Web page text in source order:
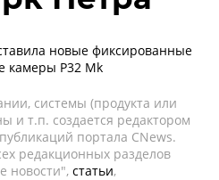
новые фиксированные
камеры P32 Mk
системы (продукта или
и т.п. создается редактором
портала CNews.
редакционных разделов
новости", статьи,